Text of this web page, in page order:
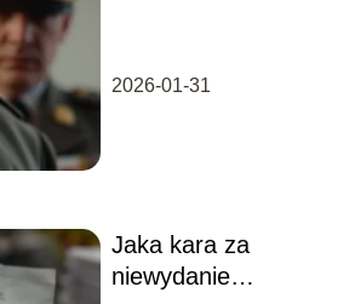
konsekwencje
2026-01-31
Jaka kara za
niewydanie